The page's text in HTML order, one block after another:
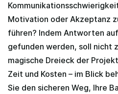
Motivation oder Akzeptanz
führen? Indem Antworten
gefunden werden, soll nicht
magische Dreieck der
Zeit und Kosten – im Blick
Sie den sicheren Weg, Ihre